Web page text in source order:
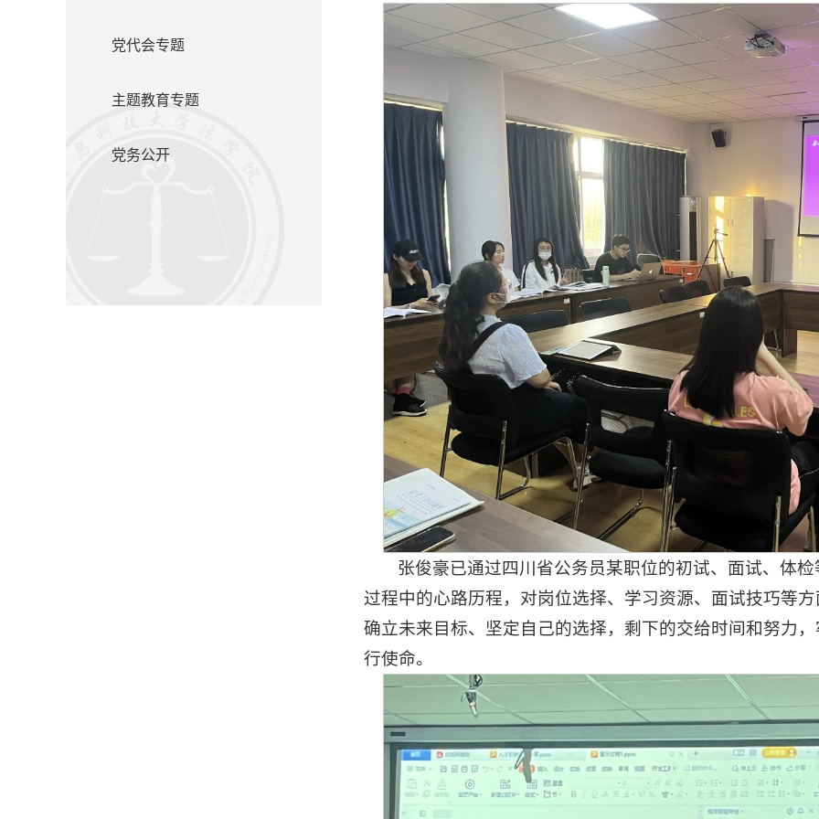
党代会专题
主题教育专题
党务公开
张俊豪已通过四川省公务员某职位的初试、面试、体
过程中的心路历程，对岗位选择、学习资源、面试技巧等
确立未来目标、坚定自己的选择，剩下的交给时间和努力
行使命。